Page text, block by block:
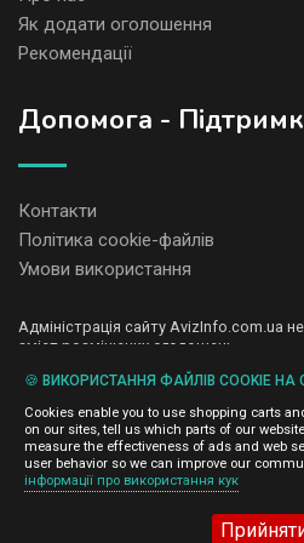
Як додати оголошення
Рекомендації
Допомога -
Контакти
Політика cookie-файлів
Умови використання
Адміністрація сайту AvizInfo.com.ua
зміст розміщених оголошень.
і не продаємо особисту інформацію
AvizInfo.com.ua третім особам. Ми не
конфіденційності сайтів на які
деяких сторінках нашого сайту
Adsense Advertising Network. Щоб
правила конфіденційності Google
🍪 ВИКОРИСТАННЯ ФАЙЛІВ COOKIE НА
Cookies enable you to use shopping carts
on our sites, tell us which parts of our
measure the effectiveness of ads and web
user behavior so we can improve our
інформації про використання кук